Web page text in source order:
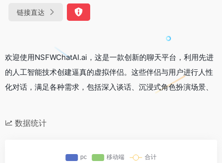
链接直达
欢迎使用NSFWChatAI.ai，这是一款创新的聊天平台，利用先进
的人工智能技术创建逼真的虚拟伴侣。这些伴侣与用户进行人性
化对话，满足各种需求，包括深入谈话、沉浸式角色扮演场景、
数据统计